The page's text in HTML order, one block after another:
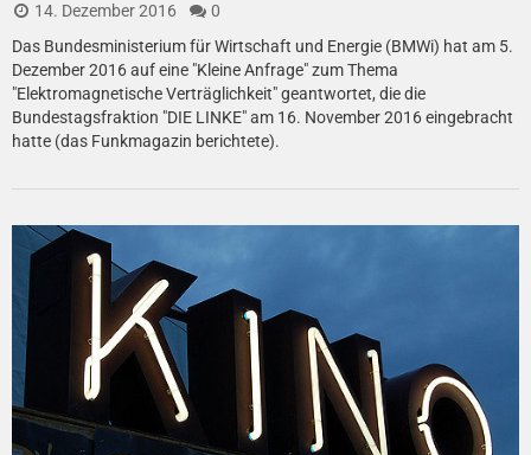
14. Dezember 2016
0
Das Bundesministerium für Wirtschaft und Energie (BMWi) hat am 5.
Dezember 2016 auf eine "Kleine Anfrage" zum Thema
"Elektromagnetische Verträglichkeit" geantwortet, die die
Bundestagsfraktion "DIE LINKE" am 16. November 2016 eingebracht
hatte (das Funkmagazin berichtete).